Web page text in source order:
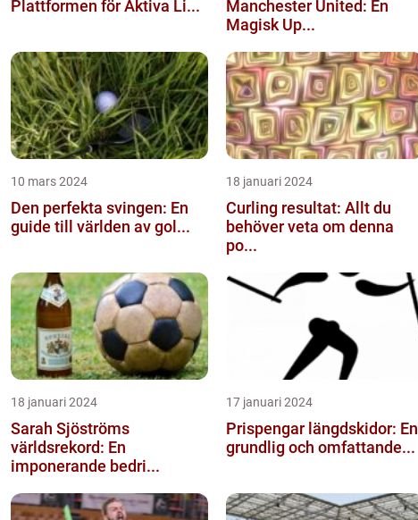
Plattformen för Aktiva Li...
Manchester United: En
Magisk Up...
10 mars 2024
Den perfekta svingen: En
guide till världen av gol...
18 januari 2024
Curling resultat: Allt du
behöver veta om denna
po...
18 januari 2024
Sarah Sjöströms
världsrekord: En
imponerande bedri...
17 januari 2024
Prispengar längdskidor: En
grundlig och omfattande...